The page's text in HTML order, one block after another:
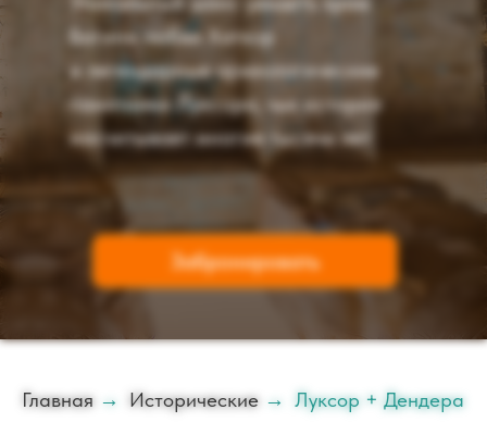
Забронировать
богини любви Хатхор
и легендарные археологические
памятники Луксора, чья история
насчитывает многие тысячи лет
Главная → Исторические → Луксор + Дендера